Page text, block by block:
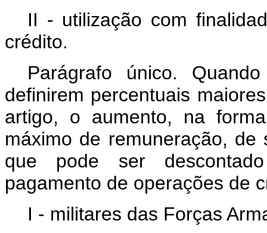
II - utilização com
crédito.
Parágrafo único.
definirem percentuais
artigo, o aumento, na
máximo de remuneração,
que pode ser
pagamento de operações de
I - militares das Forças